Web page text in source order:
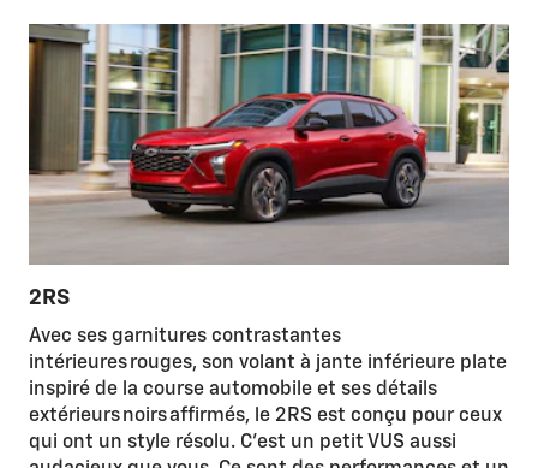
2RS
Avec ses garnitures contrastantes
intérieures rouges, son volant à jante inférieure plate
inspiré de la course automobile et ses détails
extérieurs noirs affirmés, le 2RS est conçu pour ceux
qui ont un style résolu. C'est un petit VUS aussi